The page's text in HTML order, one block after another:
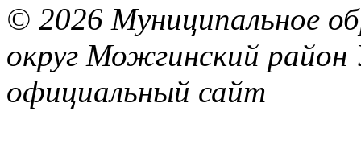
© 2026 Муниципальное
округ Можгинский район
официальный сайт